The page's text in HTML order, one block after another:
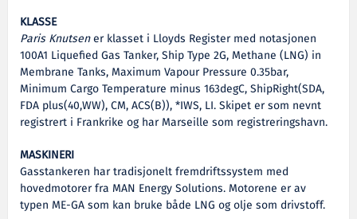
KLASSE
Paris Knutsener klasset i Lloyds Register med notasjonen
100A1 Liquefied Gas Tanker, Ship Type 2G, Methane (LNG) in
Membrane Tanks, Maximum Vapour Pressure 0.35bar,
Minimum Cargo Temperature minus 163degC, ShipRight(SDA,
FDA plus(40,WW), CM, ACS(B)), *IWS, LI. Skipet er som nevnt
registrert i Frankrike og har Marseille som registreringshavn.
MASKINERI
Gasstankeren har tradisjonelt fremdriftssystem med
hovedmotorer fra MAN Energy Solutions. Motorene er av
typen ME-GA som kan bruke både LNG og olje som drivstoff.